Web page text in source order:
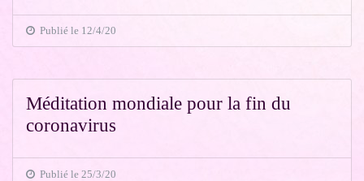
Publié le 12/4/20
Méditation mondiale pour la fin du
coronavirus
Publié le 25/3/20